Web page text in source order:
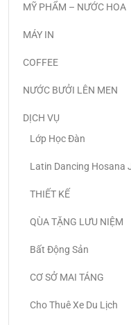
MỸ PHẨM – NƯỚC HOA
MÁY IN
COFFEE
NƯỚC BƯỞI LÊN MEN
DỊCH VỤ
Lớp Học Đàn
Latin Dancing Hosana
THIẾT KẾ
QÙA TẶNG LƯU NIỆM
Bất Động Sản
CƠ SỞ MAI TÁNG
Cho Thuê Xe Du Lịch